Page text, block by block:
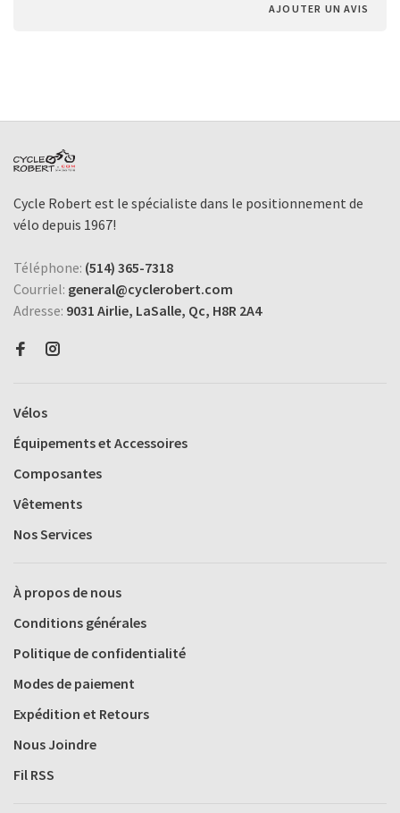
AJOUTER UN AVIS
Cycle Robert est le spécialiste dans le positionnement de
vélo depuis 1967!
Téléphone: (514) 365-7318
Courriel: general@cyclerobert.com
Adresse: 9031 Airlie, LaSalle, Qc, H8R 2A4
Vélos
Équipements et Accessoires
Composantes
Vêtements
Nos Services
À propos de nous
Conditions générales
Politique de confidentialité
Modes de paiement
Expédition et Retours
Nous Joindre
Fil RSS